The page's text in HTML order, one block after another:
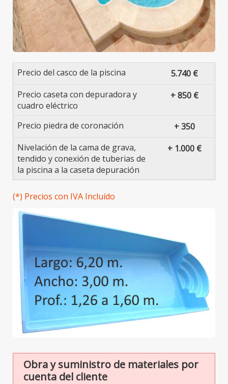
Precio del casco de la piscina
5.740 €
Precio caseta con depuradora y
cuadro eléctrico
+ 850 €
Precio piedra de coronación
+ 350
Nivelación de la cama de grava,
tendido y conexión de tuberias de
la piscina a la caseta depuración
+ 1.000 €
(*) Precios con IVA Incluído
Obra y suministro de materiales por
cuenta del cliente